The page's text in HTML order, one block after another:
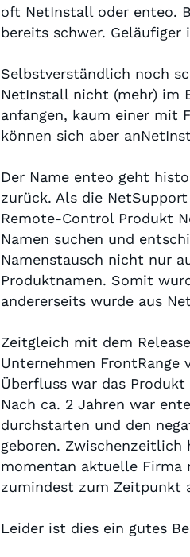
oft NetInstall oder enteo.
bereits schwer. Geläufiger
Selbstverständlich noch
NetInstall nicht (mehr) im
anfangen, kaum einer mit
können sich aber
Der Name enteo geht
zurück. Als die
Remote-Control Produkt
Namen suchen und
Namenstausch nicht nur
Produktnamen. Somit
andererseits wurde aus
Zeitgleich mit dem
Unternehmen FrontRange
Überfluss war das
Nach ca. 2 Jahren war
durchstarten und den
geboren. Zwischenzeitlich
momentan aktuelle Firma
zumindest zum Zeitpunkt
Leider ist dies ein gutes